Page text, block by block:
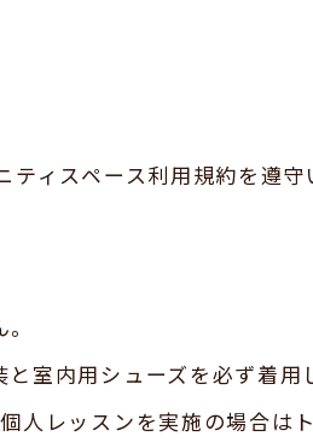
ィスペース利用規約を遵
室内用シューズを必ず着用
人レッスンを実施の場合は